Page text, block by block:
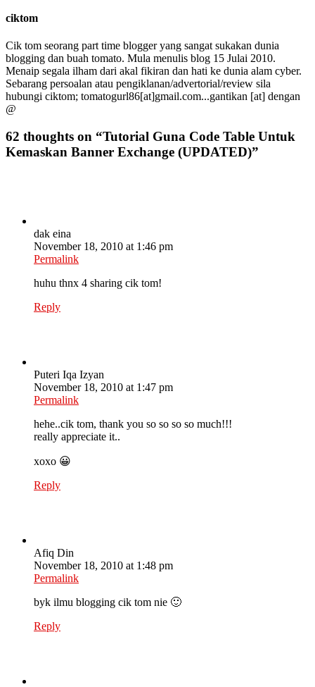
ciktom
Cik tom seorang part time blogger yang sangat sukakan dunia
blogging dan buah tomato. Mula menulis blog 15 Julai 2010.
Menaip segala ilham dari akal fikiran dan hati ke dunia alam cyber.
Sebarang persoalan atau pengiklanan/advertorial/review sila
hubungi ciktom; tomatogurl86[at]gmail.com...gantikan [at] dengan
@
62 thoughts on “Tutorial Guna Code Table Untuk
Kemaskan Banner Exchange (UPDATED)”
dak eina
November 18, 2010 at 1:46 pm
Permalink
huhu thnx 4 sharing cik tom!
Reply
Puteri Iqa Izyan
November 18, 2010 at 1:47 pm
Permalink
hehe..cik tom, thank you so so so so much!!!
really appreciate it..
xoxo 😀
Reply
Afiq Din
November 18, 2010 at 1:48 pm
Permalink
byk ilmu blogging cik tom nie 🙂
Reply